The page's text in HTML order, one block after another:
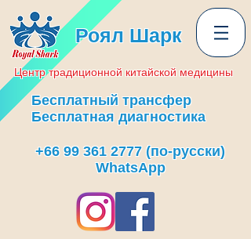
Роял Шарк
Центртрадиционной китайской медицины
Бесплатный трансфер
Бесплатная диагностика
+66 99 361 2777 (по-русски)
WhatsApp